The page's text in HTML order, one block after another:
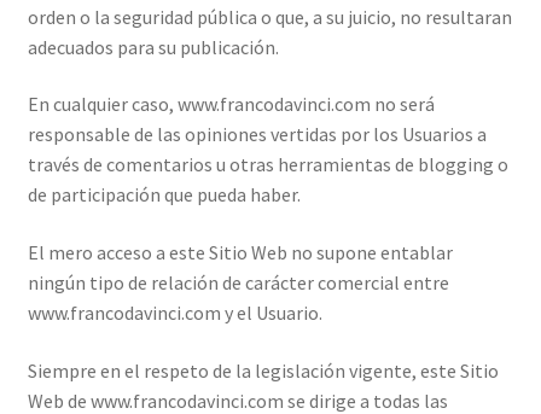
orden o la seguridad pública o que, a su juicio, no resultaran
adecuados para su publicación.
En cualquier caso, www.francodavinci.com no será
responsable de las opiniones vertidas por los Usuarios a
través de comentarios u otras herramientas de blogging o
de participación que pueda haber.
El mero acceso a este Sitio Web no supone entablar
ningún tipo de relación de carácter comercial entre
www.francodavinci.com y el Usuario.
Siempre en el respeto de la legislación vigente, este Sitio
Web de www.francodavinci.com se dirige a todas las